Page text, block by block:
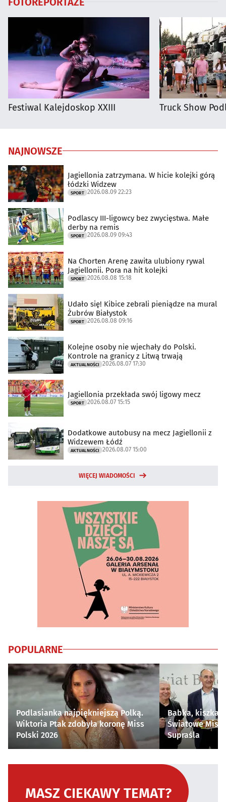
Festiwal Kalejdoskop XXIII Truck Show
NAJNOWSZE
Jagiellonia zatrzymana. W hicie kolejki górą
łódzki Widzew
SPORT 2026.08.09 22:23
Podlascy III-ligowcy bez zwycięstwa. Małe
derby na remis
SPORT 2026.08.09 09:43
Na Chorten Arenę zawita ulubiony rywal
Jagiellonii. Pora na hit kolejki
SPORT 2026.08.08 15:18
Udało się! Kibice zebrali pieniądze na mural
Żubrów Białystok
SPORT 2026.08.08 09:16
Kolejne osoby nie wjechały do Polski.
Kontrole na granicy z Litwą trwają
AKTUALNOŚCI 2026.08.07 17:30
Jagiellonia przekłada swój ligowy mecz
SPORT 2026.08.07 15:15
Dodatkowe autobusy na mecz Jagiellonii z
Widzewem Łódź
AKTUALNOŚCI 2026.08.07 15:00
WIĘCEJ WIADOMOŚCI
POPULARNE
Podlasianka najpiękniejszą Polką.
Wiktoria Ptak zdobyła koronę Miss
Polski 2026
Babka, kiszka i
Światowe
Supraśla
MASZ CIEKAWY TEMAT?